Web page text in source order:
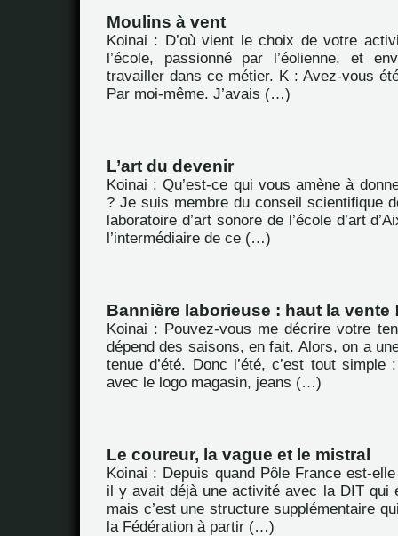
Moulins à vent
Koinai : D’où vient le choix de votre
l’école, passionné par l’éolienne, et
travailler dans ce métier. K : Avez-vous
Par moi-même. J’avais (…)
L’art du devenir
Koinai : Qu’est-ce qui vous amène à
? Je suis membre du conseil scientifique
laboratoire d’art sonore de l’école d’art
l’intermédiaire de ce (…)
Bannière laborieuse : haut la vente
Koinai : Pouvez-vous me décrire votre
dépend des saisons, en fait. Alors, on a
tenue d’été. Donc l’été, c’est tout simple
avec le logo magasin, jeans (…)
Le coureur, la vague et le mistral
Koinai : Depuis quand Pôle France est-
il y avait déjà une activité avec la DIT qui
mais c’est une structure supplémentaire
la Fédération à partir (…)